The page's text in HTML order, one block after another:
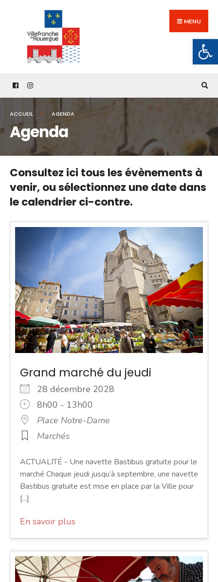
content
MENU
ACCUEIL AGENDA
Agenda
Consultez ici tous les évènements à
venir,ou sélectionnez une date dans
le calendrier ci-contre.
Grand marché du jeudi
28 décembre 2028
8h00 - 13h00
Place Notre-Dame
Marchés
ACTUALITÉ - Une navette Bastibus gratuite pour le
marché Chaque jeudi jusqu’à septembre, une navette
Bastibus gratuite est mise en place par la Ville pour
[...]
En savoir plus